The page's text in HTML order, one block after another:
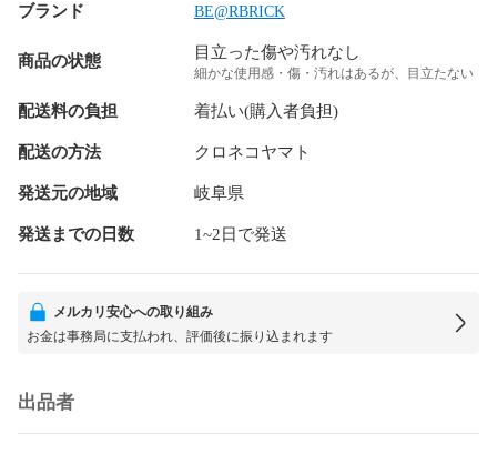
ブランド BE@RBRICK
商品の状態 目立った傷や汚れなし
細かな使用感・傷・汚れはあるが、目立たない
配送料の負担 着払い(購入者負担)
配送の方法 クロネコヤマト
発送元の地域 岐阜県
発送までの日数 1~2日で発送
メルカリ安心への取り組み
お金は事務局に支払われ、評価後に振り込まれます
出品者